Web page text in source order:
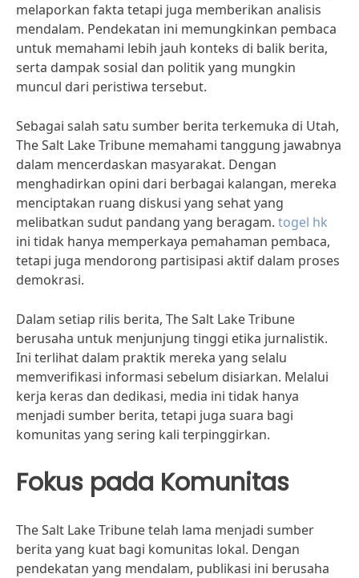
melaporkan fakta tetapi juga memberikan analisis
mendalam. Pendekatan ini memungkinkan pembaca
untuk memahami lebih jauh konteks di balik berita,
serta dampak sosial dan politik yang mungkin
muncul dari peristiwa tersebut.
Sebagai salah satu sumber berita terkemuka di Utah,
The Salt Lake Tribune memahami tanggung jawabnya
dalam mencerdaskan masyarakat. Dengan
menghadirkan opini dari berbagai kalangan, mereka
menciptakan ruang diskusi yang sehat yang
melibatkan sudut pandang yang beragam. togel hk
ini tidak hanya memperkaya pemahaman pembaca,
tetapi juga mendorong partisipasi aktif dalam proses
demokrasi.
Dalam setiap rilis berita, The Salt Lake Tribune
berusaha untuk menjunjung tinggi etika jurnalistik.
Ini terlihat dalam praktik mereka yang selalu
memverifikasi informasi sebelum disiarkan. Melalui
kerja keras dan dedikasi, media ini tidak hanya
menjadi sumber berita, tetapi juga suara bagi
komunitas yang sering kali terpinggirkan.
Fokus pada Komunitas
The Salt Lake Tribune telah lama menjadi sumber
berita yang kuat bagi komunitas lokal. Dengan
pendekatan yang mendalam, publikasi ini berusaha